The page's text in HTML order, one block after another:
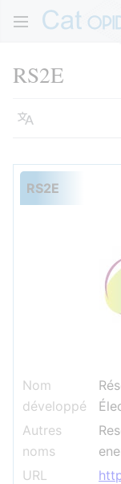
RS2E
Langue
RS2E
Nom
développé
Autres
noms
URL